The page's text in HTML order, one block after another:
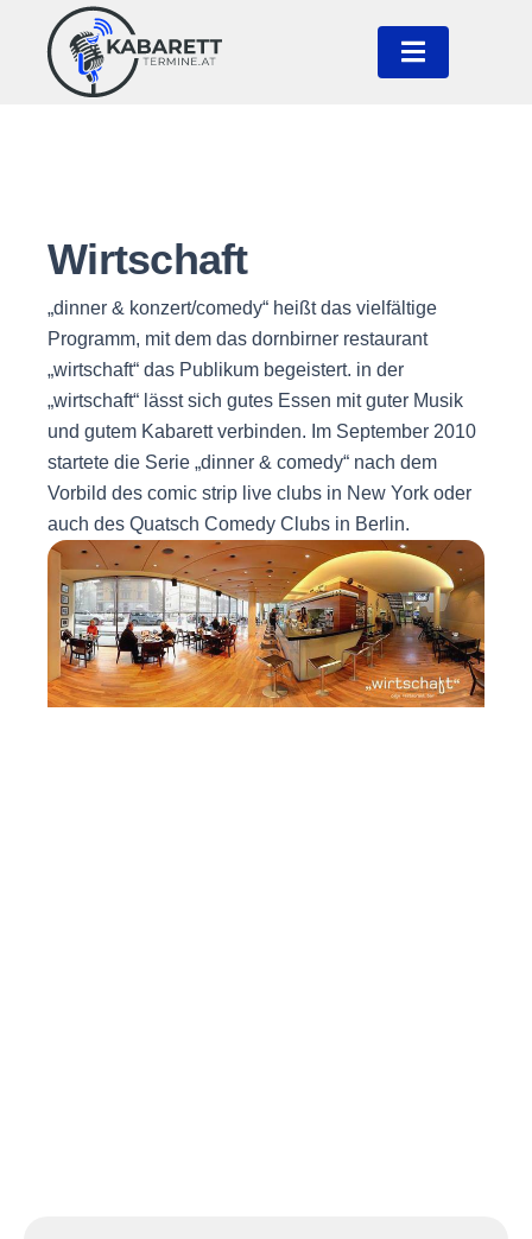
Wirtschaft
„dinner & konzert/comedy“ heißt das vielfältige
Programm, mit dem das dornbirner restaurant
„wirtschaft“ das Publikum begeistert. in der
„wirtschaft“ lässt sich gutes Essen mit guter Musik
und gutem Kabarett verbinden. Im September 2010
startete die Serie „dinner & comedy“ nach dem
Vorbild des comic strip live clubs in New York oder
auch des Quatsch Comedy Clubs in Berlin.